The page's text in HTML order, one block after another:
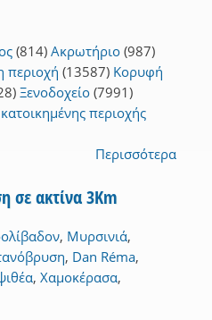
(814) Ακρωτήριο (987)
περιοχή (13587) Κορυφή
Ξενοδοχείο (7991)
περιοχής
Περισσότερα
σε ακτίνα 3Km
, Μυρσινιά,
, Dan Réma,
, Χαμοκέρασα,